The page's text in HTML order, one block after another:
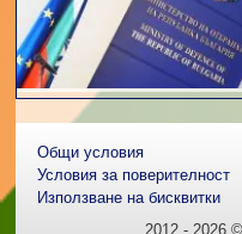
Общи условия
Условия за поверителност
Използване на бисквитки
2012 - 2026 ©